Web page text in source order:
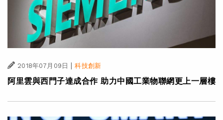
2018年07月09日 科技創新
阿里雲與西門子達成合作 助力中國工業物聯網更上一層樓